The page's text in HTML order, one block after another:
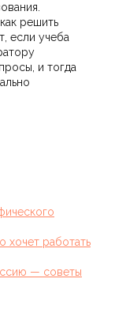
решить
если учеба
и тогда
хочет работать
— советы